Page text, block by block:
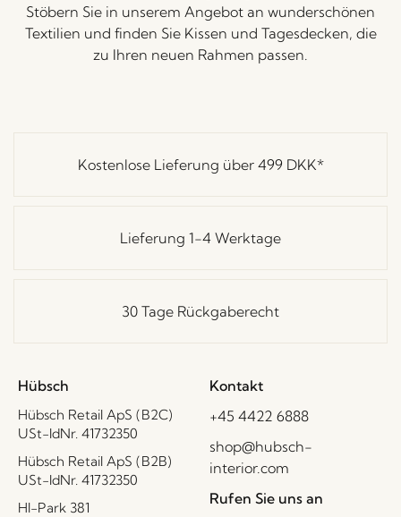
Stöbern Sie in unserem Angebot an wunderschönen
Textilien und finden Sie Kissen und Tagesdecken, die
zu Ihren neuen Rahmen passen.
Kostenlose Lieferung über 499 DKK*
Lieferung 1-4 Werktage
30 Tage Rückgaberecht
Hübsch
Hübsch Retail ApS (B2C)
USt-IdNr. 41732350
Hübsch Retail ApS (B2B)
USt-IdNr. 41732350
HI-Park 381
Kontakt
+45 4422 6888
shop@hubsch-
interior.com
Rufen Sie uns an